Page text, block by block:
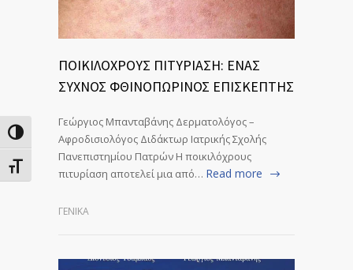
Εναλλαγή Υψηλής Αντίθεσης
Εναλλαγή Μεγέθους Γραμμάτων
ΠΟΙΚΙΛΟΧΡΟΥΣ ΠΙΤΥΡΙΑΣΗ: ΕΝΑΣ
ΣΥΧΝΟΣ ΦΘΙΝΟΠΩΡΙΝΟΣ ΕΠΙΣΚΕΠΤΗΣ
Γεώργιος Μπανταβάνης Δερματολόγος –
Αφροδισιολόγος Διδάκτωρ Ιατρικής Σχολής
Πανεπιστημίου Πατρών Η ποικιλόχρους
πιτυρίαση αποτελεί μια από… Read more
ΓΕΝΙΚΆ